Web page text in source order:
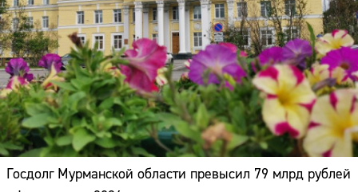
Госдолг Мурманской области превысил 79 млрд рублей